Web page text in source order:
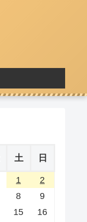
土 日
1
2
8
9
15
16